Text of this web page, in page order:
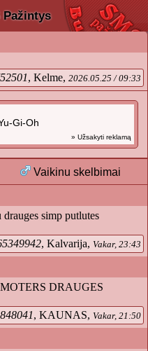
Pažintys
, Kelme, 2026.05.25 / 09:33
Gi-Oh
» Užsakyti reklamą
Vaikinu skelbimai
simp putlutes
, Kalvarija, Vakar, 23:43
DRAUGES
, KAUNAS, Vakar, 21:50